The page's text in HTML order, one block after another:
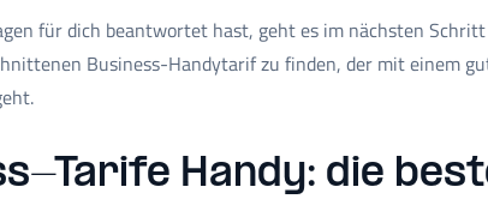
für dich beantwortet hast, geht es im nächsten
Business-Handytarif zu finden, der mit einem
Tarife Handy: die